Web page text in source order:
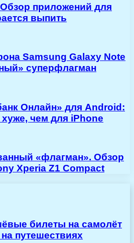
приложений для
выпить
Samsung Galaxy Note
суперфлагман
Онлайн» для Android:
хуже, чем для iPhone
«флагман». Обзор
Xperia Z1 Compact
билеты на самолёт
путешествиях